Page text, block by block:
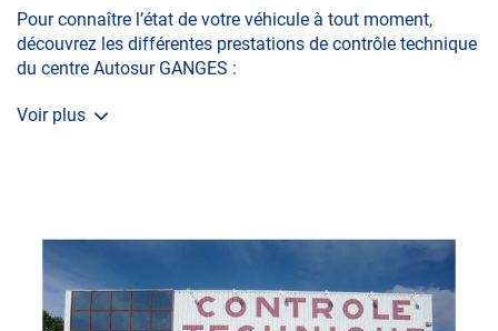
Pour connaître l’état de votre véhicule à tout moment,
découvrez les différentes prestations de contrôle technique
du centre Autosur GANGES :
•La visite initiale
•Le contrôle de la Catégorie L (moto, scooter, mobylette, 3
roues, quad, voiturette, voiture sans permis)
Voir plus